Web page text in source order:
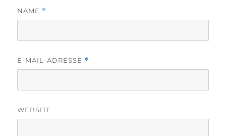
NAME *
E-MAIL-ADRESSE *
WEBSITE